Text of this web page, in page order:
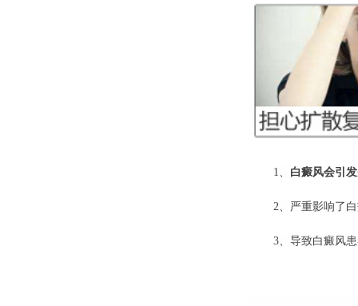
1、 白癜风会引
2、严重影响了
3、导致白癜风